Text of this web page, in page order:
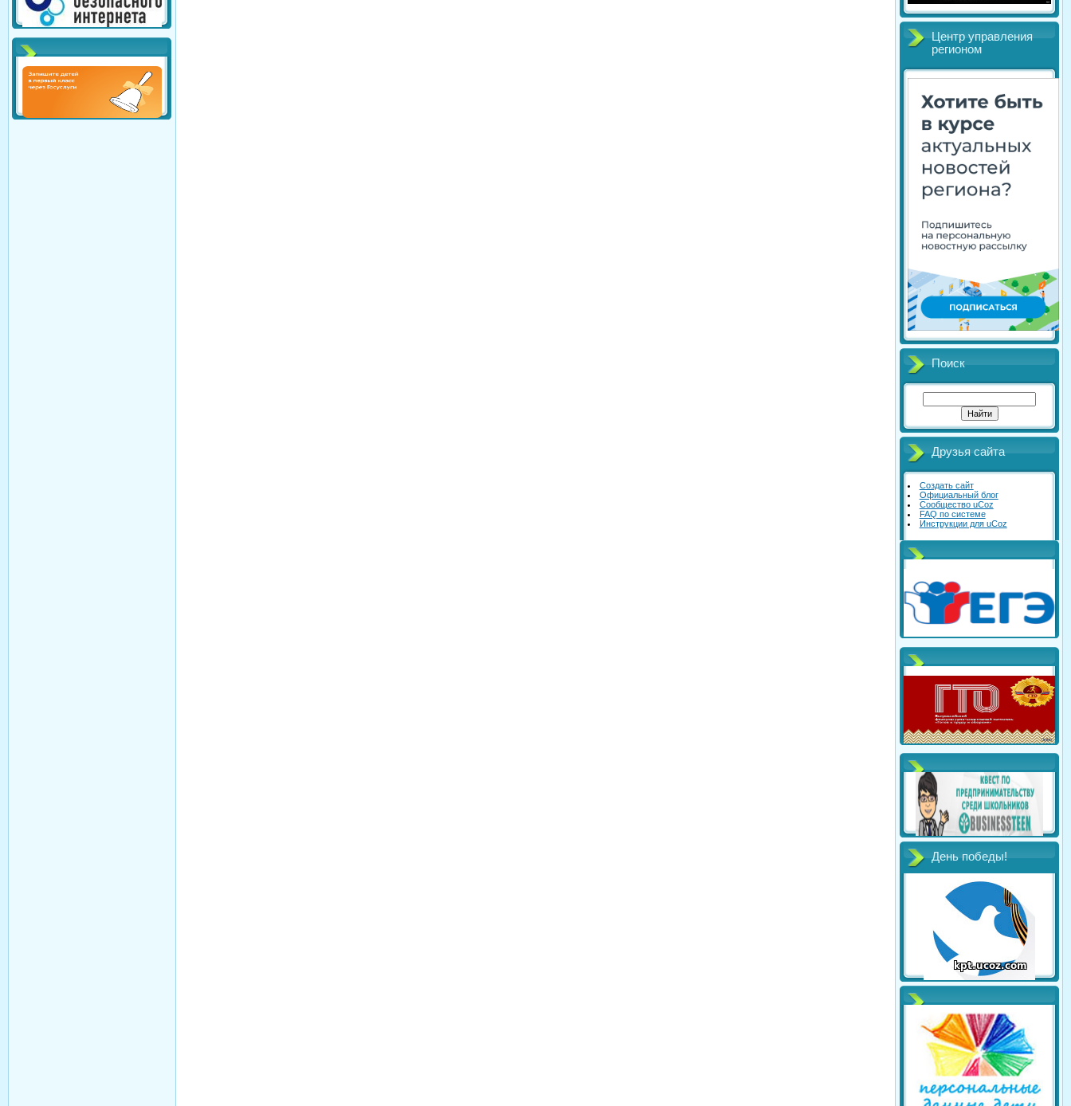
Центр управления
регионом
Поиск
Друзья сайта
Создать сайт
Официальный блог
Сообщество uCoz
FAQ по системе
Инструкции для uCoz
День победы!